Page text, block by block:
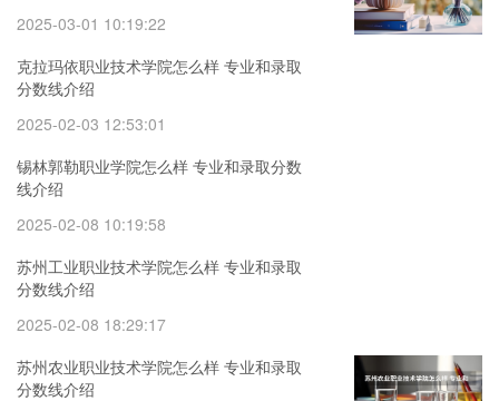
2025-03-01 10:19:22
克拉玛依职业技术学院怎么样 专业和录取
分数线介绍
2025-02-03 12:53:01
锡林郭勒职业学院怎么样 专业和录取分数
线介绍
2025-02-08 10:19:58
苏州工业职业技术学院怎么样 专业和录取
分数线介绍
2025-02-08 18:29:17
苏州农业职业技术学院怎么样 专业和录取
分数线介绍